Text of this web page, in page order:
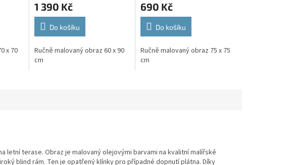
x 70
1 390 Kč
Do košíku
Ručně malovaný obraz 60 x 90
cm
690 Kč
Do košíku
Ručně malovaný obraz 75 x 75
cm
letní terase. Obraz je malovaný olejovými barvami na kvalitní malířské
blind rám. Ten je opatřený klínky pro případné dopnutí plátna. Díky